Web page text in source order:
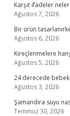
Karşıt ifadeler
Ağustos 7, 2026
Bir ürün
Ağustos 6, 2026
Kireçlenmelere
Ağustos 5, 2026
24 derecede
Ağustos 3, 2026
Şamandıra suyu
Temmuz 30, 2026